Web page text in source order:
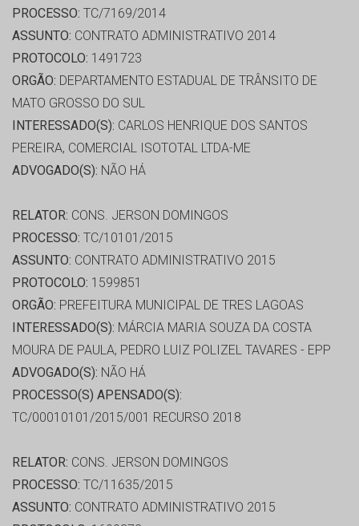
PROCESSO: TC/7169/2014
ASSUNTO: CONTRATO ADMINISTRATIVO 2014
PROTOCOLO: 1491723
ORGÃO: DEPARTAMENTO ESTADUAL DE TRÂNSITO DE
MATO GROSSO DO SUL
INTERESSADO(S): CARLOS HENRIQUE DOS SANTOS
PEREIRA, COMERCIAL ISOTOTAL LTDA-ME
ADVOGADO(S): NÃO HÁ
RELATOR: CONS. JERSON DOMINGOS
PROCESSO: TC/10101/2015
ASSUNTO: CONTRATO ADMINISTRATIVO 2015
PROTOCOLO: 1599851
ORGÃO: PREFEITURA MUNICIPAL DE TRES LAGOAS
INTERESSADO(S): MÁRCIA MARIA SOUZA DA COSTA
MOURA DE PAULA, PEDRO LUIZ POLIZEL TAVARES - EPP
ADVOGADO(S): NÃO HÁ
PROCESSO(S) APENSADO(S):
TC/00010101/2015/001 RECURSO 2018
RELATOR: CONS. JERSON DOMINGOS
PROCESSO: TC/11635/2015
ASSUNTO: CONTRATO ADMINISTRATIVO 2015